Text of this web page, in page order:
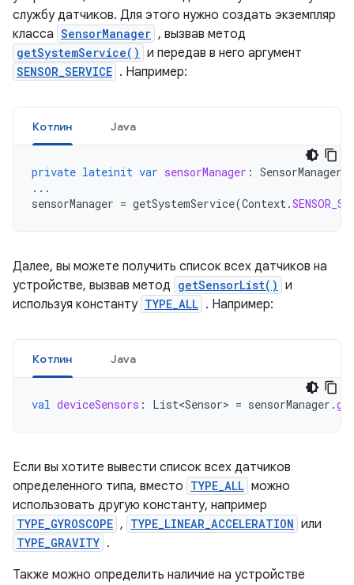
службу датчиков. Для этого нужно создать экземпляр
класса SensorManager , вызвав метод
getSystemService() и передав в него аргумент
SENSOR_SERVICE . Например:
Котлин Java
private lateinit var sensorManager : SensorManager
...
sensorManager = getSystemService(Context.
Далее, вы можете получить список всех датчиков на
устройстве, вызвав метод getSensorList() и
используя константу TYPE_ALL . Например:
Котлин Java
val deviceSensors : List<Sensor> = sensorManager .
Если вы хотите вывести список всех датчиков
определенного типа, вместо TYPE_ALL можно
использовать другую константу, например
TYPE_GYROSCOPE , TYPE_LINEAR_ACCELERATION или
TYPE_GRAVITY .
Также можно определить наличие на устройстве